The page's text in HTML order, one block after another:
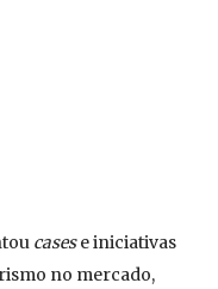
casese iniciativas
no mercado,